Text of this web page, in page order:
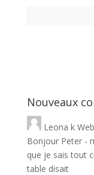
Nouveaux
Leona k
Bonjour Peter -
que je sais tout
table disait